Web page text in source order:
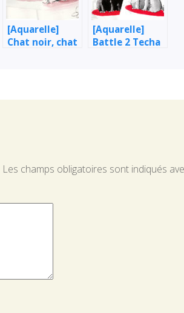
[Aquarelle]
Chat noir, chat
[Aquarelle]
Battle 2 Techa
Les champs obligatoires sont indiqués